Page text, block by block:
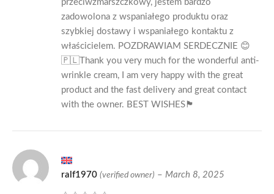
przeciwzmarszczkowy, jestem bardzo
zadowolona z wspaniałego produktu oraz
szybkiej dostawy i wspaniałego kontaktu z
właścicielem. POZDRAWIAM SERDECZNIE 😊
🇵🇱Thank you very much for the wonderful anti-
wrinkle cream, I am very happy with the great
product and the fast delivery and great contact
with the owner. BEST WISHES🏴󠁧󠁢󠁳󠁣󠁴󠁿
ralf1970 (verified owner) – March 8, 2025